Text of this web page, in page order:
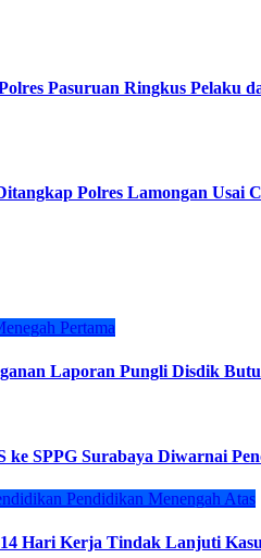
Pasuruan Ringkus Pelaku
Polres Lamongan Usai
Pertama
Laporan Pungli Disdik
ke SPPG Surabaya Diwarnai
Pendidikan Menengah Atas
Hari Kerja Tindak Lanjuti